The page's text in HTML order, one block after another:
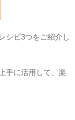
シピ3つをご紹介し
手に活用して、楽